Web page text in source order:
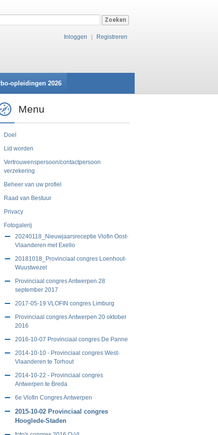
Inloggen Registreren
opleidingen 2026
Menu
Doel
Lid worden
Vertrouwenspersoon/contactpersoon
verzekering
Beheer van uw profiel
Raad van Bestuur
Privacy
Fotogalerij
20240118_Nieuwjaarsreceptie Vlofin Oost-
Vlaanderen met Exello
20181018_Provinciaal congres Loenhout-
Wuustwezel
Provinciaal congres Antwerpen 28
september 2017
2017-05-19 VLOFIN congres Limburg
Provinciaal congres Antwerpen 20 oktober
2016
2016-10-07 Provinciaal congres De Panne
2014-10-10 - Provinciaal congres West-
Vlaanderen te Torhout
2014-10-22 - Provinciaal congres
Antwerpen te Breda
6e Vlofin Congres Antwerpen
2015-10-02 Provinciaal congres
Hooglede-Staden